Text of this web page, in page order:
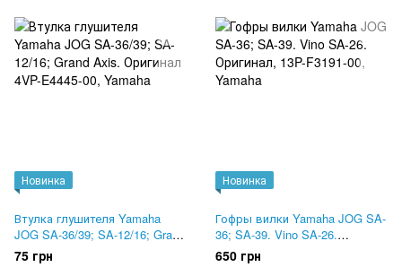
Новинка
Втулка глушителя Yamaha
JOG SA-36/39; SA-12/16; Grand
Axis. Оригинал 4VP-E4445-00
75 грн
Новинка
Гофры вилки Yamaha JOG SA-
36; SA-39. Vino SA-26.
Оригинал, 13P-F3191-00
650 грн